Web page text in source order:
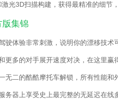
光3D扫描构建，获得最精准的细节
版集锦
驶体验非常刺激，说明你的漂移技术
更多的对手展开速度对决，在这里赢
无二的酷酷摩托车解锁，所有性能和
务器上享受史上最完整的无延迟在线